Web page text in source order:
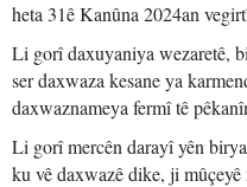
heta 31ê Kanûna 2024an
Li gorî daxuyaniya wezaretê,
ser daxwaza kesane ya
daxwaznameya fermî tê
Li gorî mercên darayî yên
ku vê daxwazê dike, ji